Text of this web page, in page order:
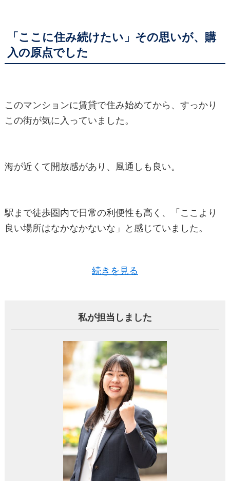
「ここに住み続けたい」その思いが、購
入の原点でした
このマンションに賃貸で住み始めてから、すっかり
この街が気に入っていました。
海が近くて開放感があり、風通しも良い。
駅まで徒歩圏内で日常の利便性も高く、「ここより
良い場所はなかなかないな」と感じていました。
住んでいるうちに自然と「賃貸ではなく、ここを買
望、そういった希望が全てそろっているのが、まさ
にこのマンションだったんです。
「他の部屋が空いたら買おう」と心に決めて、機会
を待っていました。
続きを見る
私が担当しました